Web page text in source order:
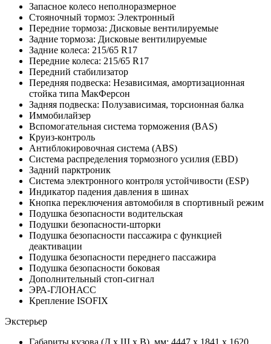
Запасное колесо неполноразмерное
Стояночный тормоз: Электронный
Передние тормоза: Дисковые вентилируемые
Задние тормоза: Дисковые вентилируемые
Задние колеса: 215/65 R17
Передние колеса: 215/65 R17
Передний стабилизатор
Передняя подвеска: Независимая, амортизационная
стойка типа МакФерсон
Задняя подвеска: Полузависимая, торсионная балка
Иммобилайзер
Вспомогательная система торможения (BAS)
Круиз-контроль
Антиблокировочная система (ABS)
Система распределения тормозного усилия (EBD)
Задний парктроник
Система электронного контроля устойчивости (ESP)
Индикатор падения давления в шинах
Кнопка переключения автомобиля в спортивный режим
Подушка безопасности водительская
Подушки безопасности-шторки
Подушка безопасности пассажира с функцией
деактивации
Подушка безопасности переднего пассажира
Подушка безопасности боковая
Дополнительный стоп-сигнал
ЭРА-ГЛОНАСС
Крепление ISOFIX
Экстерьер
Габариты кузова (Д x Ш x В), мм: 4447 x 1841 x 1620